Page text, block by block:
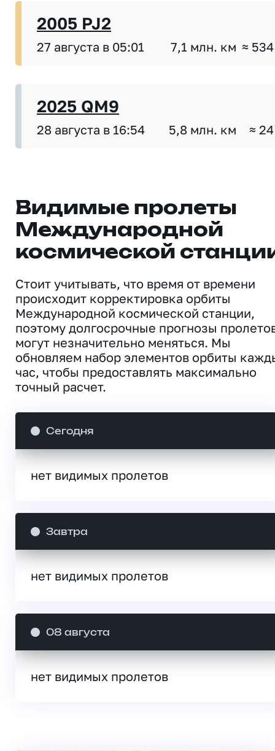
2005 PJ2
27 августа в 05:01 7,1 млн. км ≈
2025 QM9
28 августа в 16:54 5,8 млн. км ≈
Видимые пролеты
Международной
космической
Стоит учитывать, что время от времени
происходит корректировка орбиты
Международной космической станции,
поэтому долгосрочные прогнозы
могут незначительно меняться. Мы
обновляем набор элементов орбиты
час, чтобы предоставлять максимально
точный расчет.
Сегодня
нет видимых пролетов
Завтра
нет видимых пролетов
08 августа
нет видимых пролетов